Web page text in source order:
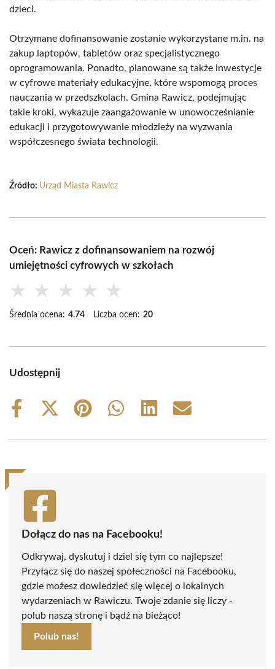
dzieci.
Otrzymane dofinansowanie zostanie wykorzystane m.in. na
zakup laptopów, tabletów oraz specjalistycznego
oprogramowania. Ponadto, planowane są także inwestycje
w cyfrowe materiały edukacyjne, które wspomogą proces
nauczania w przedszkolach. Gmina Rawicz, podejmując
takie kroki, wykazuje zaangażowanie w unowocześnianie
edukacji i przygotowywanie młodzieży na wyzwania
współczesnego świata technologii.
Źródło: Urząd Miasta Rawicz
Oceń: Rawicz z dofinansowaniem na rozwój
umiejętności cyfrowych w szkołach
★ ★ ★ ★ ★
Średnia ocena: 4.74 Liczba ocen: 20
Udostępnij
Share
Share
(Twitter)
Share
Share
Share
Share
Dołącz do nas na Facebooku!
Odkrywaj, dyskutuj i dziel się tym co najlepsze!
Przyłącz się do naszej społeczności na Facebooku,
gdzie możesz dowiedzieć się więcej o lokalnych
wydarzeniach w Rawiczu. Twoje zdanie się liczy -
polub naszą stronę i bądź na bieżąco!
Polub nas!